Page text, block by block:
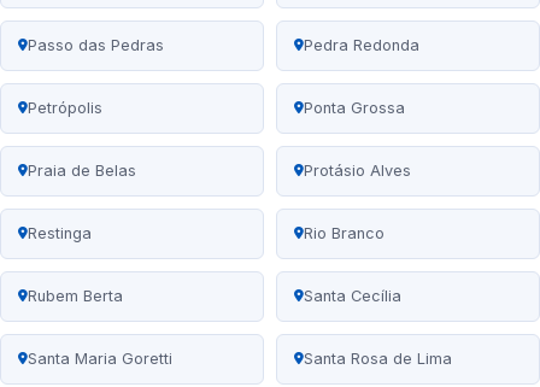
Passo das Pedras Pedra Redonda
Petrópolis Ponta Grossa
Praia de Belas Protásio Alves
Restinga Rio Branco
Rubem Berta Santa Cecília
Santa Maria Goretti Santa Rosa de Lima